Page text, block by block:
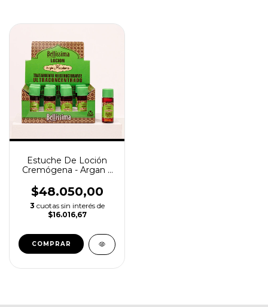
Estuche De Loción
Cremógena - Argan y
x 12u de 15ml
$48.050,00
3 cuotas sin interés de
$16.016,67